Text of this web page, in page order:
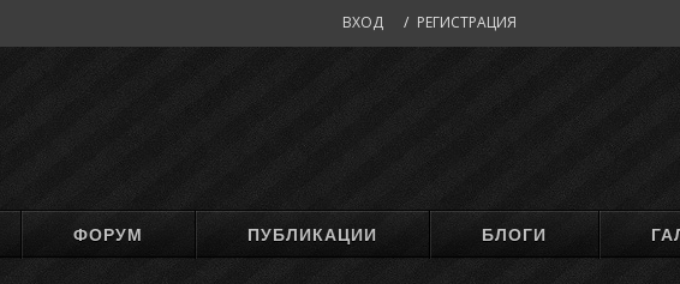
ВХОД / РЕГИСТРАЦИЯ
ФОРУМ ПУБЛИКАЦИИ БЛОГИ